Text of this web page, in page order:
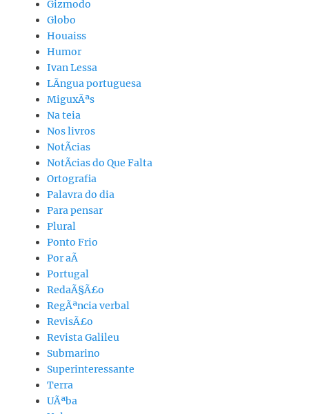
Gizmodo
Globo
Houaiss
Humor
Ivan Lessa
LÃ­ngua portuguesa
MiguxÃªs
Na teia
Nos livros
NotÃ­cias
NotÃ­cias do Que Falta
Ortografia
Palavra do dia
Para pensar
Plural
Ponto Frio
Por aÃ­
Portugal
RedaÃ§Ã£o
RegÃªncia verbal
RevisÃ£o
Revista Galileu
Submarino
Superinteressante
Terra
UÃªba